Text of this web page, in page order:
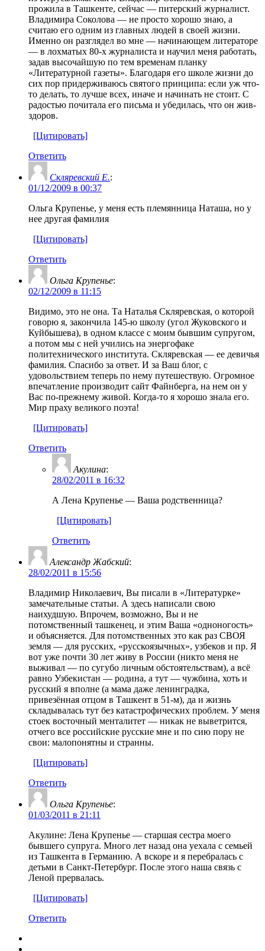
прожила в Ташкенте, сейчас — питерский журналист.
Владимира Соколова — не просто хорошо знаю, а
считаю его одним из главных людей в своей жизни.
Именно он разглядел во мне — начинающем литераторе
— в лохматых 80-х журналиста и научил меня работать,
задав высочайшую по тем временам планку
«Литературной газеты». Благодаря его школе жизни до
сих пор придерживаюсь святого принципа: если уж что-
то делать, то лучше всех, иначе и начинать не стоит. С
радостью почитала его письма и убедилась, что он жив-
здоров.
[Цитировать]
Ответить
Скляревский Е.:
01/12/2009 в 00:37
Ольга Крупенье, у меня есть племянница Наташа, но у
нее другая фамилия
[Цитировать]
Ответить
Ольга Крупенье:
02/12/2009 в 11:15
Видимо, это не она. Та Наталья Скляревская, о которой
говорю я, закончила 145-ю школу (угол Жуковского и
Куйбышева), в одном классе с моим бывшим супругом,
а потом мы с ней учились на энергофаке
политехнического института. Скляревская — ее девичья
фамилия. Спасибо за ответ. И за Ваш блог, с
удовольствием теперь по нему путешествую. Огромное
впечатление производит сайт Файнберга, на нем он у
Вас по-прежнему живой. Когда-то я хорошо знала его.
Мир праху великого поэта!
[Цитировать]
Ответить
Акулина:
28/02/2011 в 16:32
А Лена Крупенье — Ваша родственница?
[Цитировать]
Ответить
Александр Жабский:
28/02/2011 в 15:56
Владимир Николаевич, Вы писали в «Литературке»
замечательные статьи. А здесь написали свою
наихудшую. Впрочем, возможно, Вы и не
потомственный ташкенец, и этим Ваша «одноногость»
и объясняется. Для потомственных это как раз СВОЯ
земля — для русских, «русскоязычных», узбеков и пр. Я
вот уже почти 30 лет живу в России (никто меня не
выживал — по сугубо личным обстоятельствам), а всё
равно Узбекистан — родина, а тут — чужбина, хоть и
русский я вполне (а мама даже ленинградка,
привезённая отцом в Ташкент в 51-м), да и жизнь
складывалась тут без катастрофических проблем. У меня
стоек восточный менталитет — никак не выветрится,
отчего все российские русские мне и по сию пору не
свои: малопонятны и странны.
[Цитировать]
Ответить
Ольга Крупенье:
01/03/2011 в 21:11
Акулине: Лена Крупенье — старшая сестра моего
бывшего супруга. Много лет назад она уехала с семьей
из Ташкента в Германию. А вскоре и я перебралась с
детьми в Санкт-Петербург. После этого наша связь с
Леной прервалась.
[Цитировать]
Ответить